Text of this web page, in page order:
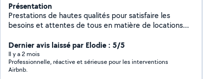
Présentation
Prestations de hautes qualités pour satisfaire les
besoins et attentes de tous en matière de locations
serez pas déçu par mes prestations !
Dernier avis laissé par Elodie : 5/5
Il y a 2 mois
Professionnelle, réactive et sérieuse pour les interventions
Airbnb.